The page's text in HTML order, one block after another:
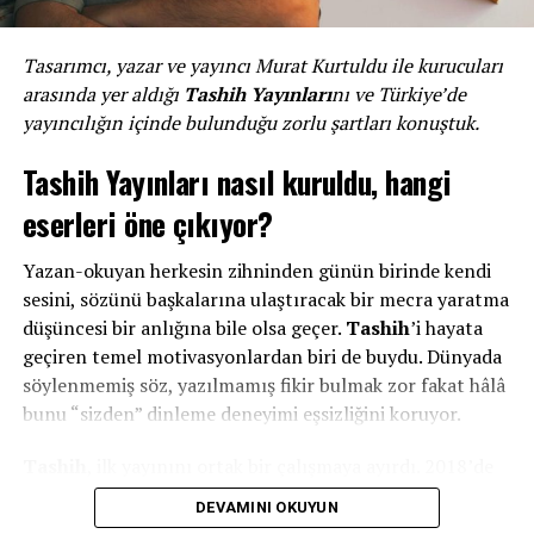
girebilme ihtimali taşıdığı için apayrı bir heyecan
barındırıyor. Özellikle de şehidlerin, salihlerin, sadıkların
hakkında bir kitap yazmış olmak, bu açıdan bir hayli ümit
verici.
Tasarımcı, yazar ve yayıncı Murat Kurtuldu ile kurucuları
arasında yer aldığı Tashih Yayınlarını ve Türkiye’de
yayıncılığın içinde bulunduğu zorlu şartları konuştuk.
Tashih Yayınları nasıl kuruldu, hangi
eserleri öne çıkıyor?
Yazan-okuyan herkesin zihninden günün birinde kendi
sesini, sözünü başkalarına ulaştıracak bir mecra yaratma
düşüncesi bir anlığına bile olsa geçer. Tashih’i hayata
geçiren temel motivasyonlardan biri de buydu. Dünyada
söylenmemiş söz, yazılmamış fikir bulmak zor fakat hâlâ
bunu “sizden” dinleme deneyimi eşsizliğini koruyor.
yayımlananNasihat ile Bozgunculuk Arasında Muhalefet
adlı kitap, aslında Tashih’in bir tür yayın manifestosunu
DEVAMINI OKUYUN